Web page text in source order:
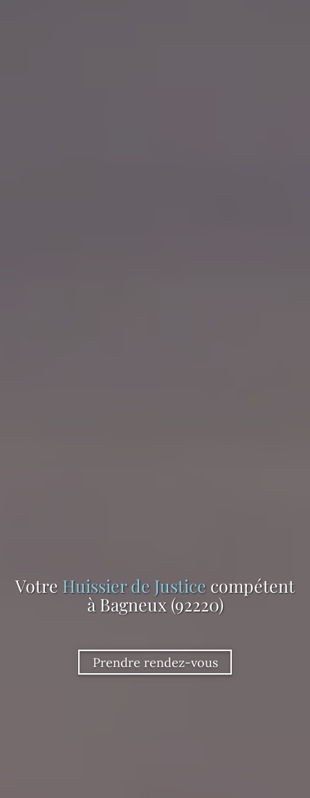
Votre Huissier de Justice compétent
à Bagneux (92220)
Prendre rendez-vous